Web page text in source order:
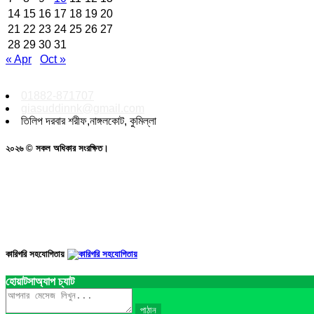
14 15 16 17 18 19 20
21 22 23 24 25 26 27
28 29 30 31
« Apr
Oct »
তিলিপ দরবার শরীফ,নাঙ্গলকোট, কুমিল্লা
২০২৬ © সকল অধিকার সংরক্ষিত।
কারিগরি সহযোগিতায়
হোয়াটসাঅ্যাপ চ্যাট
পাঠান